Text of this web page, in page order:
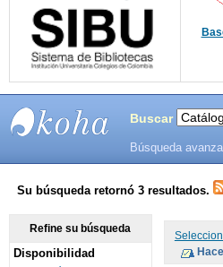
SISTEMAS
DE
BIBLIOTECAS
Buscar
Búsqueda
Su búsqueda retornó 3 resultados.
Refine su búsqueda
Disponibilidad